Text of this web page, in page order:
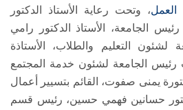
، وتحت رعاية الأستاذ الدكتور
الجامعة، الأستاذ الدكتور رامي
التعليم والطلاب، الأستاذة
رئيس الجامعة لشئون خدمة المجتمع
يمنى صفوت، القائم بتسيير أعمال
حسانين فهمي حسين، رئيس قسم